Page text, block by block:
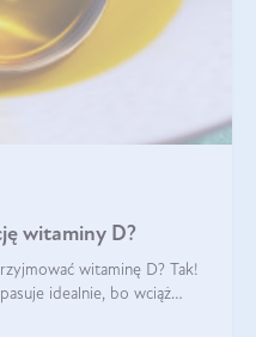
witaminy D?
witaminę D? Tak!
idealnie, bo wciąż